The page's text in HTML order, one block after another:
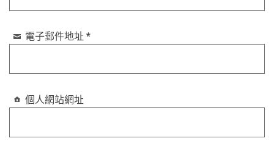
電子郵件地址 *
個人網站網址